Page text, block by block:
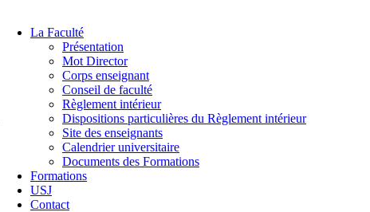
La Faculté
Présentation
Mot Director
Corps enseignant
Conseil de faculté
Règlement intérieur
Dispositions particulières du Règlement intérieur
Site des enseignants
Calendrier universitaire
Documents des Formations
Formations
USJ
Contact